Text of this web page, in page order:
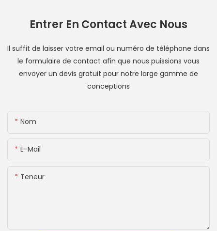
Entrer En Contact Avec Nous
Il suffit de laisser votre email ou numéro de téléphone dans
le formulaire de contact afin que nous puissions vous
envoyer un devis gratuit pour notre large gamme de
conceptions
Nom
E-Mail
Teneur